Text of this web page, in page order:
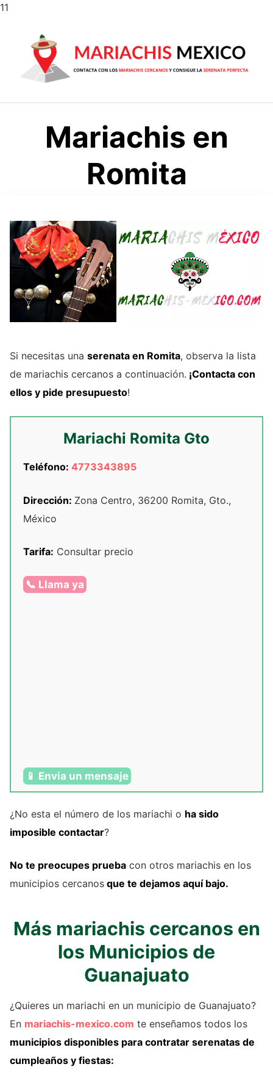
11
contenido
Mariachis en
Romita
Si necesitas una serenata en Romita, observa la lista
de mariachis cercanos a continuación. ¡Contacta con
ellos y pide presupuesto!
Mariachi Romita Gto
Teléfono: 4773343895
Dirección: Zona Centro, 36200 Romita, Gto.,
México
Tarifa: Consultar precio
📞 Llama ya
📱 Envia un mensaje
¿No esta el número de los mariachi o ha sido
imposible contactar?
No te preocupes prueba con otros mariachis en los
municipios cercanos que te dejamos aquí bajo.
Más mariachis cercanos en
los Municipios de
Guanajuato
¿Quieres un mariachi en un municipio de Guanajuato?
En mariachis-mexico.com te enseñamos todos los
municipios disponibles para contratar serenatas de
cumpleaños y fiestas: